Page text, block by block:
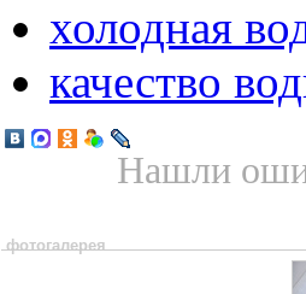
холодная
качество
Нашли
фотогалерея